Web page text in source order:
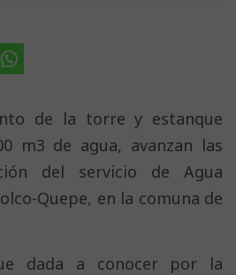
de la torre y estanque
m3 de agua, avanzan las
del servicio de Agua
Quepe, en la comuna de
dada a conocer por la